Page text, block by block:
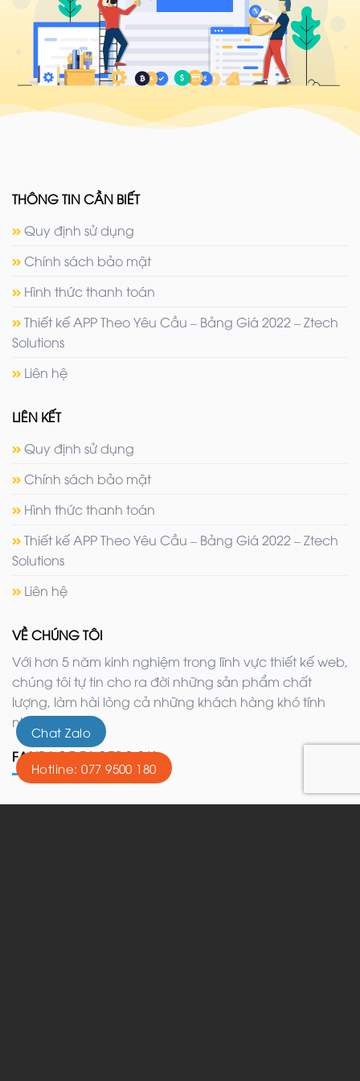
THÔNG TIN CẦN BIẾT
Quy định sử dụng
Chính sách bảo mật
Hình thức thanh toán
Thiết kế APP Theo Yêu Cầu – Bảng Giá 2022 – Ztech
Solutions
Liên hệ
LIÊN KẾT
Quy định sử dụng
Chính sách bảo mật
Hình thức thanh toán
Thiết kế APP Theo Yêu Cầu – Bảng Giá 2022 – Ztech
Solutions
Liên hệ
VỀ CHÚNG TÔI
Với hơn 5 năm kinh nghiệm trong lĩnh vực thiết kế web,
chúng tôi tự tin cho ra đời những sản phẩm chất
lượng, làm hài lòng cả những khách hàng khó tính
nhất.
FANPAGE FACEBOOK
Chat Zalo
Hotline: 077 9500 180